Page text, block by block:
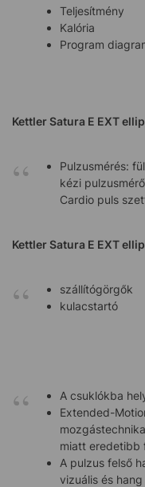
Teljesítmény
Kalória
Program
Kettler Satura E EXT
Pulzusmérés:
kézi
Cardio puls
Kettler Satura E EXT
szállítógörgők
kulacstartó
A csuklókba
Extended-
miatt eredetibb
A pulzus felső
vizuális és